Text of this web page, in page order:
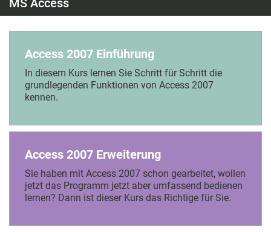
Access 2007 Einführung
In diesem Kurs lernen Sie Schritt für Schritt die
grundlegenden Funktionen von Access 2007
kennen.
Access 2007 Erweiterung
Sie haben mit Access 2007 schon gearbeitet, wollen
jetzt das Programm jetzt aber umfassend bedienen
lernen? Dann ist dieser Kurs das Richtige für Sie.